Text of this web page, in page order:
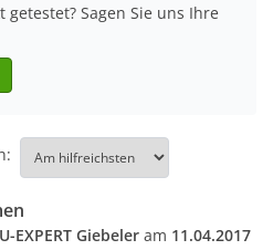
getestet? Sagen Sie uns Ihre
EXPERT Giebeler am 11.04.2017